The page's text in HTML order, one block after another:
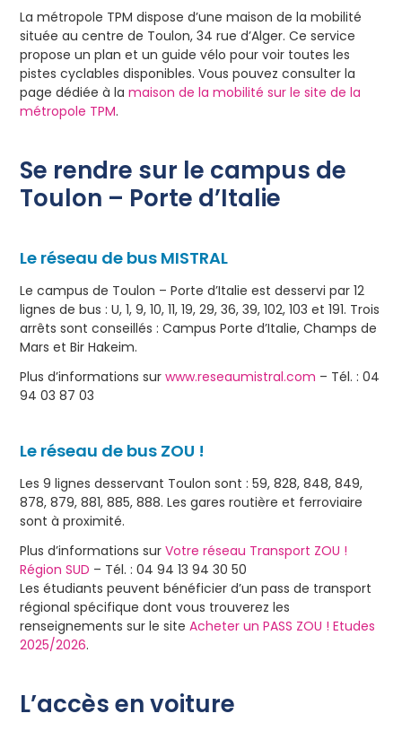
La métropole TPM dispose d’une maison de la mobilité
située au centre de Toulon, 34 rue d’Alger. Ce service
propose un plan et un guide vélo pour voir toutes les
pistes cyclables disponibles. Vous pouvez consulter la
page dédiée à lamaison de la mobilité sur le site de la
métropole TPM.
Se rendre sur le campus de
Toulon – Porte d’Italie
Le réseau de bus MISTRAL
Le campus de Toulon – Porte d’Italie est desservi par 12
lignes de bus : U, 1, 9, 10, 11, 19, 29, 36, 39, 102, 103 et 191. Trois
arrêts sont conseillés : Campus Porte d’Italie, Champs de
Mars et Bir Hakeim.
Plus d’informations surwww.reseaumistral.com – Tél. : 04
94 03 87 03
Le réseau de bus ZOU !
Les 9 lignes desservant Toulon sont : 59, 828, 848, 849,
878, 879, 881, 885, 888. Les gares routière et ferroviaire
sont à proximité.
Plus d’informations surVotre réseau Transport ZOU !
Région SUD – Tél. : 04 94 13 94 30 50
Les étudiants peuvent bénéficier d’un pass de transport
régional spécifique dont vous trouverez les
renseignements sur le siteAcheter un PASS ZOU ! Etudes
2025/2026.
L’accès en voiture